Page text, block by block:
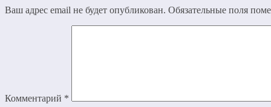
Ваш адрес email не будет опубликован. Обязательные поля
Комментарий *